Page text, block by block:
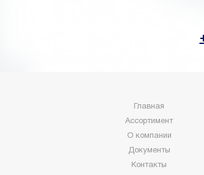
Главная
Ассортимент
О компании
Документы
Контакты